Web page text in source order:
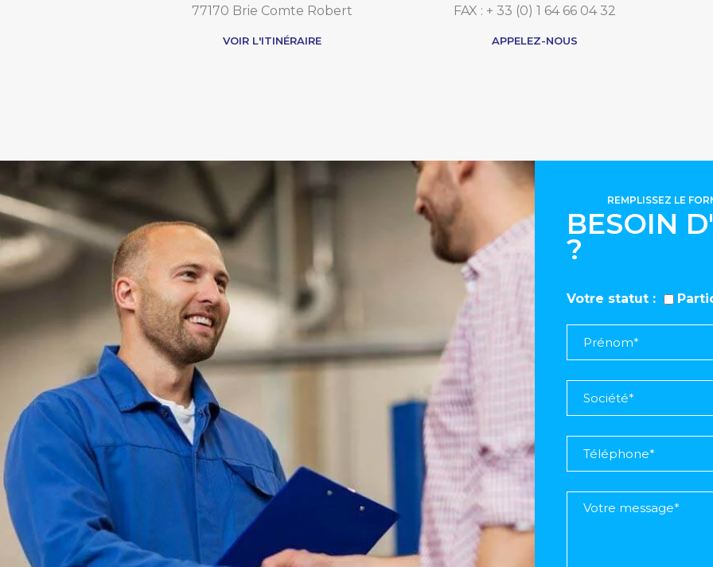
77170 Brie Comte Robert
VOIR L'ITINÉRAIRE
FAX : + 33 (0) 1 64 66 04 32
APPELEZ-NOUS
BESOIN
?
REMPLISSEZ LE
Votre statut